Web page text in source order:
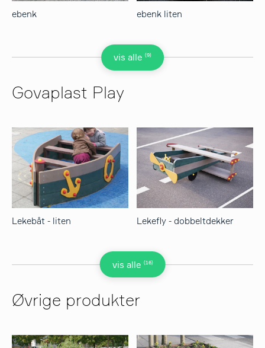
vis alle (9)
ebenk ebenk liten
Govaplast Play
vis alle (16)
Lekebåt - liten Lekefly - dobbeltdekker
Øvrige produkter